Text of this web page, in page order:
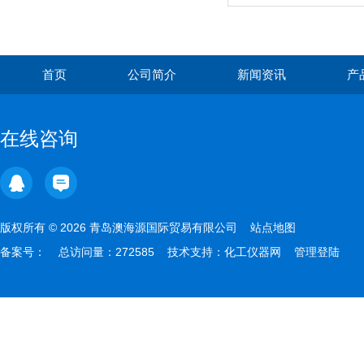
首页 公司简介 新闻资讯 产
在线咨询
版权所有 © 2026 青岛澳海源国际贸易有限公司 站点地图
备案号：
总访问量：272585 技术支持： 化工仪器网 管理登陆